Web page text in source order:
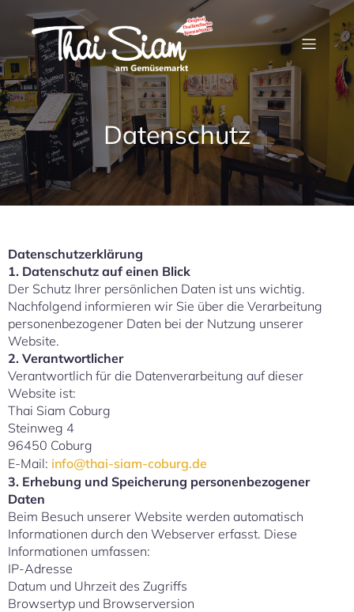
Datenschutz
Datenschutzerklärung
1. Datenschutz auf einen Blick
Der Schutz Ihrer persönlichen Daten ist uns wichtig.
Nachfolgend informieren wir Sie über die Verarbeitung
personenbezogener Daten bei der Nutzung unserer
Website.
2. Verantwortlicher
Verantwortlich für die Datenverarbeitung auf dieser
Website ist:
Thai Siam Coburg
Steinweg 4
96450 Coburg
E-Mail: info@thai-siam-coburg.de
3. Erhebung und Speicherung personenbezogener
Daten
Beim Besuch unserer Website werden automatisch
Informationen durch den Webserver erfasst. Diese
Informationen umfassen:
IP-Adresse
Datum und Uhrzeit des Zugriffs
Browsertyp und Browserversion